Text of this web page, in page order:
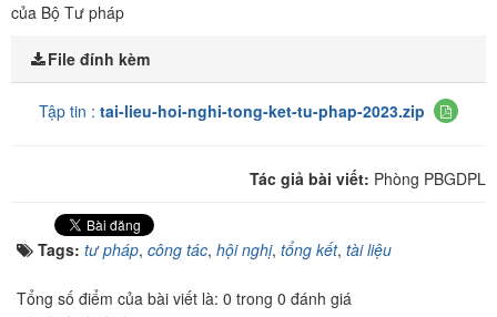
của Bộ Tư pháp
File đính kèm
Tập tin : tai-lieu-hoi-nghi-tong-ket-tu-phap-2023.zip
Tác giả bài viết: Phòng PBGDPL
Tags: tư pháp, công tác, hội nghị, tổng kết, tài liệu
Tổng số điểm của bài viết là: 0 trong 0 đánh giá